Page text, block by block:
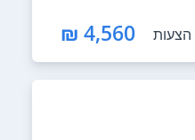
הצעות 4,560 ₪